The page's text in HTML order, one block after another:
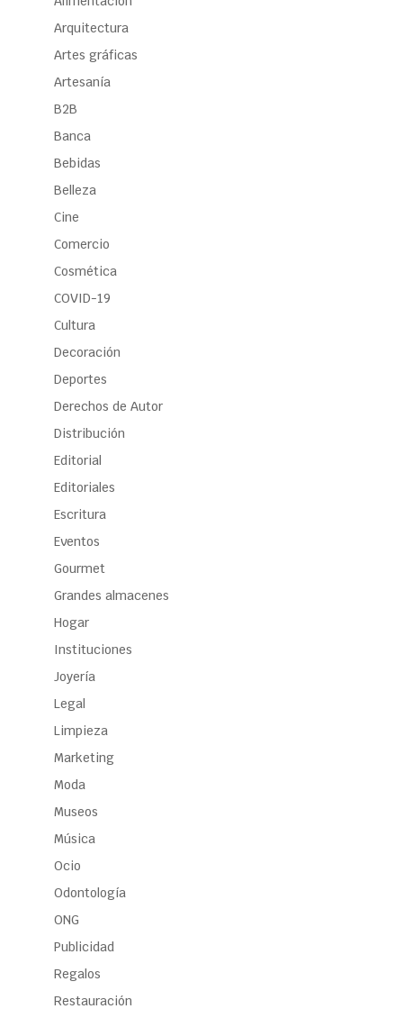
Arquitectura
Artes gráficas
Artesanía
B2B
Banca
Bebidas
Belleza
Cine
Comercio
Cosmética
COVID-19
Cultura
Decoración
Deportes
Derechos de Autor
Distribución
Editorial
Editoriales
Escritura
Eventos
Gourmet
Grandes almacenes
Hogar
Instituciones
Joyería
Legal
Limpieza
Marketing
Moda
Museos
Música
Ocio
Odontología
ONG
Publicidad
Regalos
Restauración